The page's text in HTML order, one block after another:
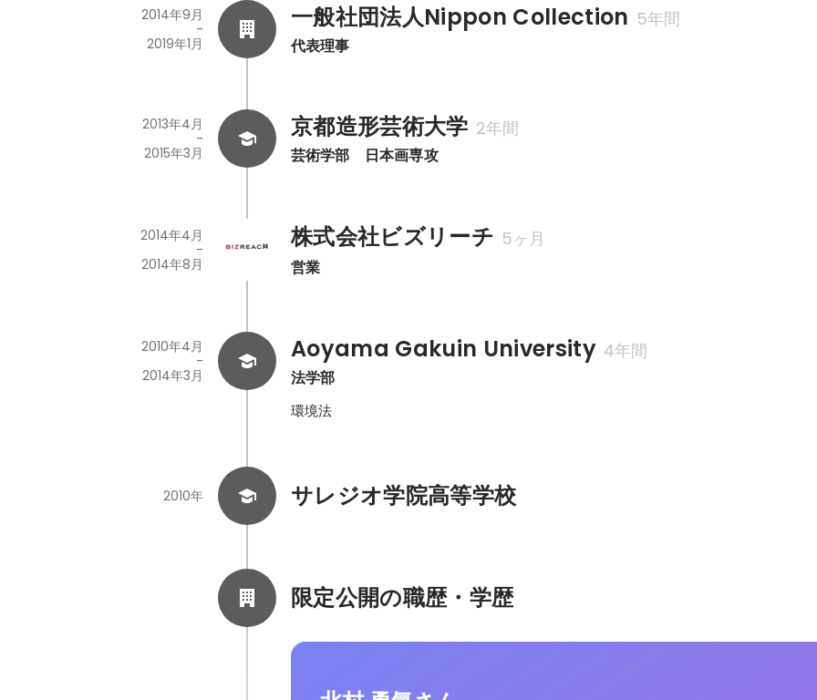
一般社団法人Nippon Collection 5年間
代表理事
2014年9月
-
2019年1月
京都造形芸術大学 2年間
芸術学部　日本画専攻
2013年4月
-
2015年3月
株式会社ビズリーチ 5ヶ月
営業
2014年4月
-
2014年8月
Aoyama Gakuin University 4年間
法学部
2010年4月
-
2014年3月
環境法
サレジオ学院高等学校
2010年
限定公開の職歴・学歴